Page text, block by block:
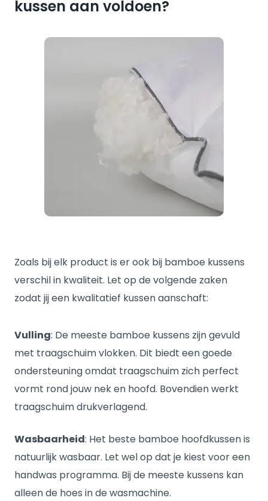
kussen aan voldoen?
Zoals bij elk product is er ook bij bamboe kussens
verschil in kwaliteit. Let op de volgende zaken
zodat jij een kwalitatief kussen aanschaft:
Vulling: De meeste bamboe kussens zijn gevuld
met traagschuim vlokken. Dit biedt een goede
ondersteuning omdat traagschuim zich perfect
vormt rond jouw nek en hoofd. Bovendien werkt
traagschuim drukverlagend.
Wasbaarheid: Het beste bamboe hoofdkussen is
natuurlijk wasbaar. Let wel op dat je kiest voor een
handwas programma. Bij de meeste kussens kan
alleen de hoes in de wasmachine.